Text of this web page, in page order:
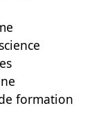
formation